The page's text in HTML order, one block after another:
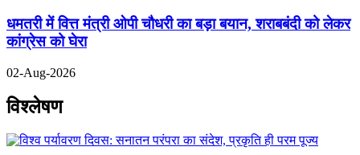
धमतरी में वित्त मंत्री ओपी चौधरी का बड़ा बयान, शराबबंदी को लेकर
कांग्रेस को घेरा
02-Aug-2026
विश्लेषण